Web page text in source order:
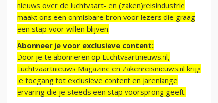
nieuws over de luchtvaart- en (zaken)reisindustrie
maakt ons een onmisbare bron voor lezers die graag
een stap voor willen blijven.
Abonneer je voor exclusieve content:
Door je te abonneren op Luchtvaartnieuws.nl,
Luchtvaartnieuws Magazine en Zakenreisnieuws.nl krijg
je toegang tot exclusieve content en jarenlange
ervaring die je steeds een stap voorsprong geeft.